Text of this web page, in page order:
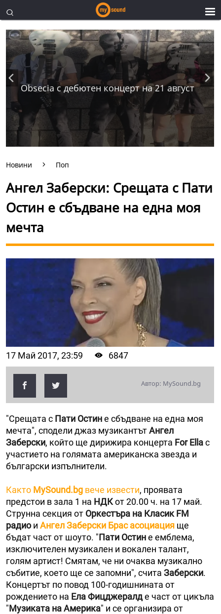
Obsecia с дебютен концерт на 21 август
Новини Поп
Ангел Заберски: Срещата с Пати
Остин е сбъдване на една моя
мечта
17 Май 2017, 23:59 6847
Автор: MySound.bg
"Срещата с Пати Остине сбъдване на една моя
мечта", сподели джаз музикантътАнгел
Заберски, който ще дирижира концерта For Ellaс
участието на голямата американска звезда и
български изпълнители.
Както MySound.bg вече извести, проявата
предстои в зала 1 на НДКот 20.00 ч. на 17 май.
Струнна секция от Оркестъра на Класик FM
радиои Ангел Заберски Брас асоциация ще
бъдат част от шоуто. "Пати Остине емблема,
изключителен музикален и вокален талант,
голям артист! Смятам, че ни очаква музикално
събитие, което ще се запомни", счита Заберски.
Концертът по повод 100-годишнината от
рождението на Ела Фицджералде част от цикъла
"Музиката на Америка" и се организира от